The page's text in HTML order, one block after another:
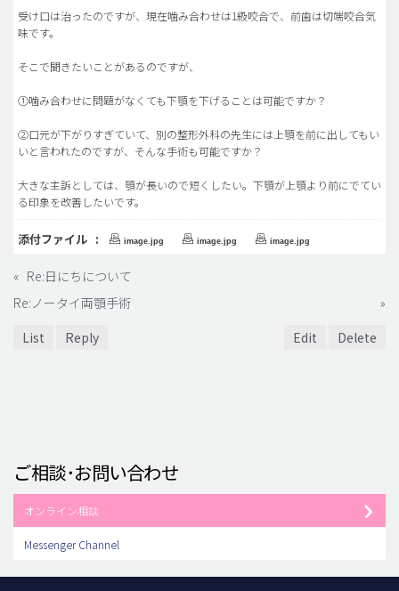
ご相談のお問い合わせ
受け口は治ったのですが、現在噛み合わせは1級咬合で、前歯は切端咬合気
味です。
そこで聞きたいことがあるのですが、
①噛み合わせに問題がなくても下顎を下げることは可能ですか？
②口元が下がりすぎていて、別の整形外科の先生には上顎を前に出してもい
いと言われたのですが、そんな手術も可能ですか？
大きな主訴としては、顎が長いので短くしたい。下顎が上顎より前にでてい
る印象を改善したいです。
添付ファイル : image.jpg image.jpg image.jpg
« Re:日にちについて
Re:ノータイ両顎手術
»
List
Reply Edit Delete
ご相談･お問い合わせ
オンライン相談
Messenger Channel